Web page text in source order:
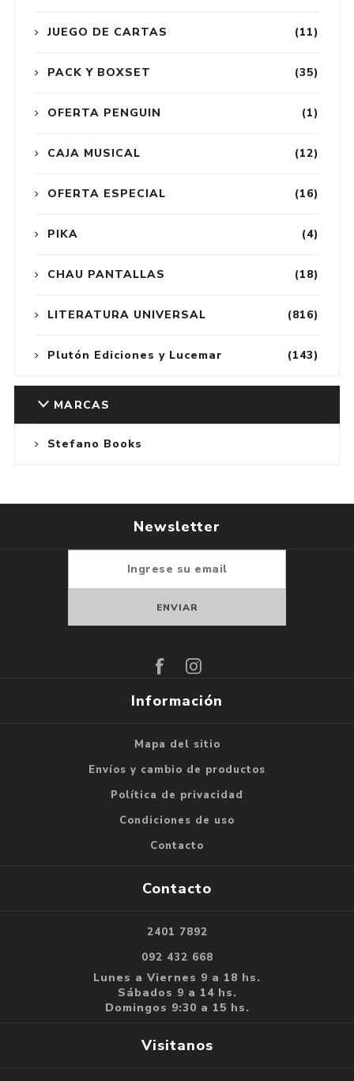
(11)
JUEGO DE CARTAS
(35)
PACK Y BOXSET
(1)
OFERTA PENGUIN
(12)
CAJA MUSICAL
(16)
OFERTA ESPECIAL
(4)
PIKA
(18)
CHAU PANTALLAS
(816)
LITERATURA UNIVERSAL
(143)
Plutón Ediciones y Lucemar
MARCAS
Stefano Books
Newsletter
Información
Mapa del sitio
Envíos y cambio de productos
Política de privacidad
Condiciones de uso
Contacto
Contacto
2401 7892
092 432 668
Lunes a Viernes 9 a 18 hs.
Sábados 9 a 14 hs.
Domingos 9:30 a 15 hs.
Visitanos